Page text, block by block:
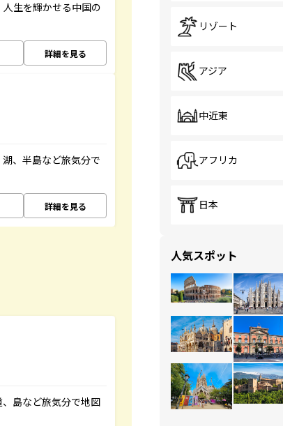
生を輝かせる中国の
詳細を見る
、半島など旅気分で
詳細を見る
島など旅気分で地図
リゾート
アジア
中近東
アフリカ
日本
人気スポット